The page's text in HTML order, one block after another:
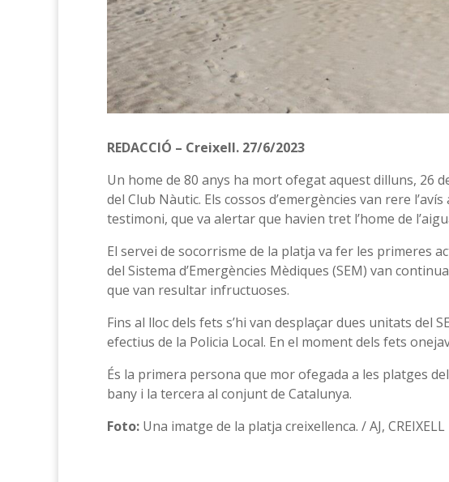
REDACCIÓ – Creixell. 27/6/2023
Un home de 80 anys ha mort ofegat aquest dilluns, 26
del Club Nàutic. Els cossos d’emergències van rere
testimoni, que va alertar que havien tret l’home de
El servei de socorrisme de la platja va fer les primeres
del Sistema d’Emergències Mèdiques (SEM) van
que van resultar infructuoses.
Fins al lloc dels fets s’hi van desplaçar dues unitats del
efectius de la Policia Local. En el moment dels fets
És la primera persona que mor ofegada a les platges
bany i la tercera al conjunt de Catalunya.
Foto: Una imatge de la platja creixellenca. / AJ, CREIXELL